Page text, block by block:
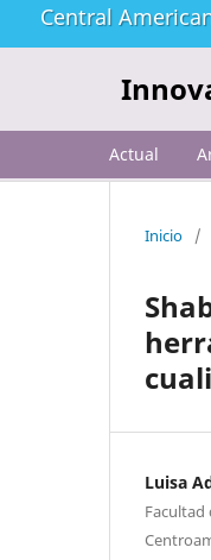
Central
Actual
Inicio /
Luisa
Facultad